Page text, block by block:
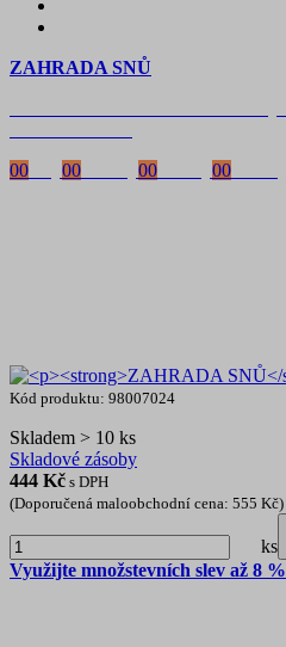
ZAHRADA SNŮ
00
00 00 00
Kód produktu: 98007024
Skladem > 10 ks
Skladové zásoby
444 Kč s DPH
(Doporučená maloobchodní cena: 555 Kč)
ks
Využijte množstevních slev až 8 %